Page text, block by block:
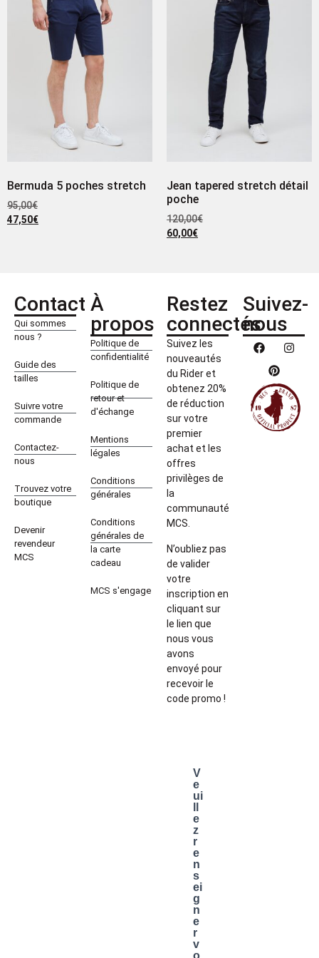
Bermuda 5 poches stretch
95,00€
47,50€
Jean tapered stretch détail
poche
120,00€
60,00€
Contact
Qui sommes
nous ?
Guide des
tailles
Suivre votre
commande
Contactez-
nous
Trouvez votre
boutique
Devenir
revendeur
MCS
À
propos
Politique de
confidentialité
Politique de
retour et
d'échange
Mentions
légales
Conditions
générales
Conditions
générales de
la carte
cadeau
MCS s'engage
Restez
connectés
Suivez les
nouveautés
du Rider et
obtenez 20%
de réduction
sur votre
premier
achat et les
offres
privilèges de
la
communauté
MCS.
N’oubliez pas
de valider
votre
inscription en
cliquant sur
le lien que
nous vous
avons
envoyé pour
recevoir le
code promo !
V
e
ui
e
z
r
e
n
s
ei
g
n
e
r
v
Suivez-
nous